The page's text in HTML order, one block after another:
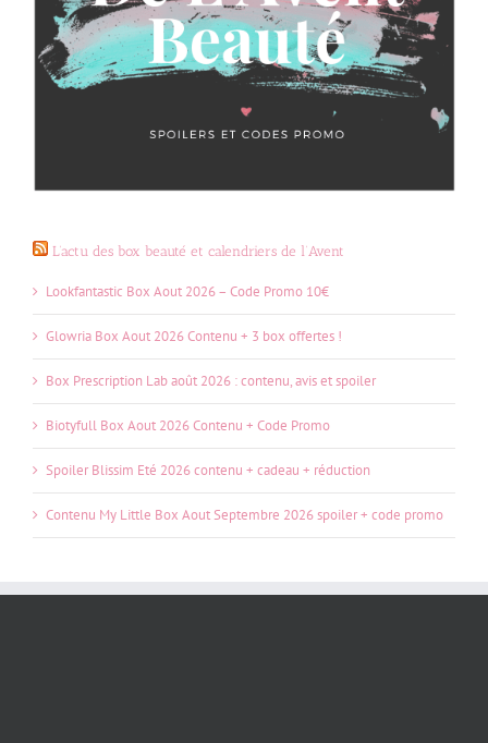
L’actu des box beauté et calendriers de l’Avent
Lookfantastic Box Aout 2026 – Code Promo 10€
Glowria Box Aout 2026 Contenu + 3 box offertes !
Box Prescription Lab août 2026 : contenu, avis et spoiler
Biotyfull Box Aout 2026 Contenu + Code Promo
Spoiler Blissim Eté 2026 contenu + cadeau + réduction
Contenu My Little Box Aout Septembre 2026 spoiler + code promo